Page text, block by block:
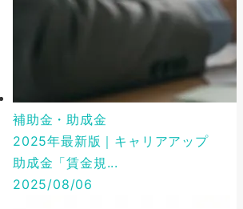
補助金・助成金
2025年最新版｜キャリアアップ
助成金「賃金規...
2025/08/06